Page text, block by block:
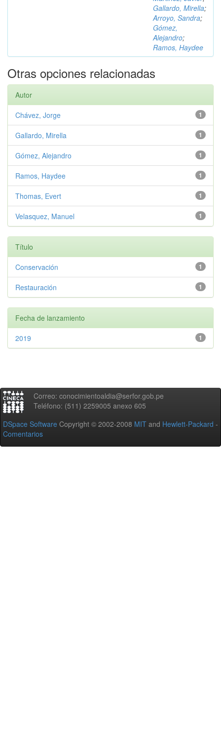
Gallardo, Mirella;
Arroyo, Sandra;
Gómez,
Alejandro;
Ramos, Haydee
Otras opciones relacionadas
Autor
1
Chávez, Jorge
1
Gallardo, Mirella
1
Gómez, Alejandro
1
Ramos, Haydee
1
Thomas, Evert
1
Velasquez, Manuel
Título
1
Conservación
1
Restauración
Fecha de lanzamiento
1
2019
Correo: conocimientoaldia@serfor.gob.pe
Teléfono: (511) 2259005 anexo 605
DSpace Software Copyright © 2002-2008 MIT and Hewlett-Packard -
Comentarios